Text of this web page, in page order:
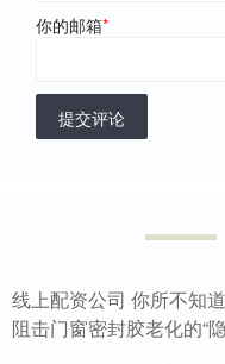
你的邮箱*
提交评论
线上配资公司 你所不知
阻击门窗密封胶老化的“